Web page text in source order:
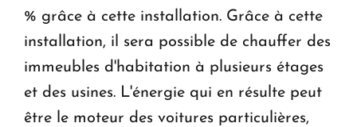
% grâce à cette installation. Grâce à cette
installation, il sera possible de chauffer des
immeubles d'habitation à plusieurs étages
et des usines. L'énergie qui en résulte peut
être le moteur des voitures particulières,